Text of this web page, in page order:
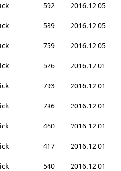
592 2016.12.05
589 2016.12.05
759 2016.12.05
526 2016.12.01
793 2016.12.01
786 2016.12.01
460 2016.12.01
417 2016.12.01
540 2016.12.01